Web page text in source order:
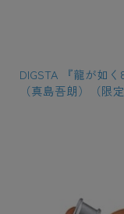
DIGSTA 『龍が如
（真島吾朗）（限